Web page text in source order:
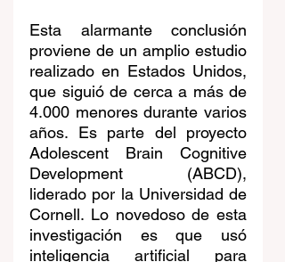
Esta alarmante conclusión
proviene de un amplio estudio
realizado en Estados Unidos,
que siguió de cerca a más de
4.000 menores durante varios
años. Es parte del proyecto
Adolescent Brain Cognitive
Development (ABCD),
liderado por la Universidad de
Cornell. Lo novedoso de esta
investigación es que usó
inteligencia artificial para